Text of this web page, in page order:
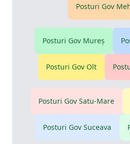
Posturi Gov
Posturi Gov Mureş
Posturi Gov Olt
Posturi Gov Satu-Mare
Posturi Gov Suceava